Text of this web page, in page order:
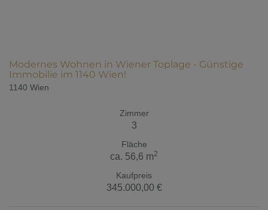
Modernes Wohnen in Wiener Toplage - Günstige
Immobilie im 1140 Wien!
1140 Wien
Zimmer
3
Fläche
ca. 56,6 m2
Kaufpreis
345.000,00 €